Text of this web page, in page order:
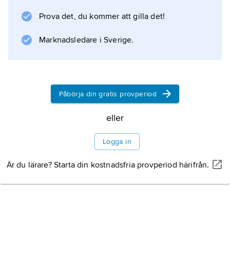
är s.k. dynamiska dämpare, som består av till
sitt ändamål avpassade mekaniska
svängningskretsar.
Information om artikeln
Prova det, du kommer att gilla det!
Marknadsledare i Sverige.
Påbörja din gratis provperiod
eller
Logga in
Är du lärare? Starta din kostnadsfria provperiod härifrån.